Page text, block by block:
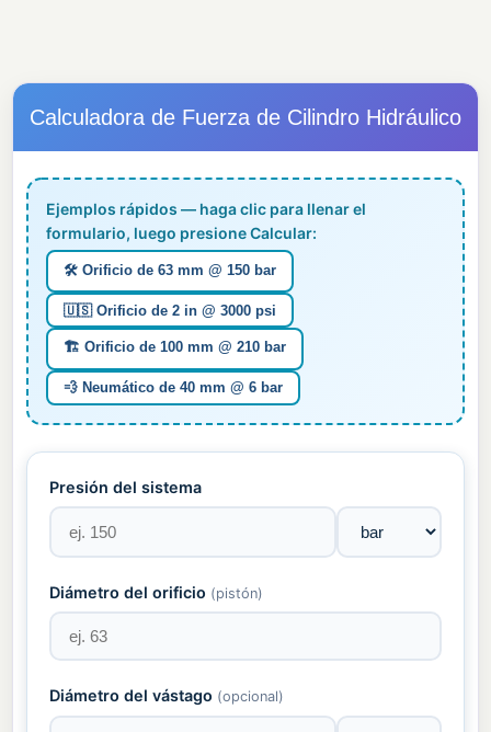
Calculadora de Fuerza de Cilindro Hidráulico
Ejemplos rápidos — haga clic para llenar el
formulario, luego presione Calcular:
🛠️ Orificio de 63 mm @ 150 bar
🇺🇸 Orificio de 2 in @ 3000 psi
🏗️ Orificio de 100 mm @ 210 bar
💨 Neumático de 40 mm @ 6 bar
Presión del sistema
Diámetro del orificio (pistón)
Diámetro del vástago (opcional)